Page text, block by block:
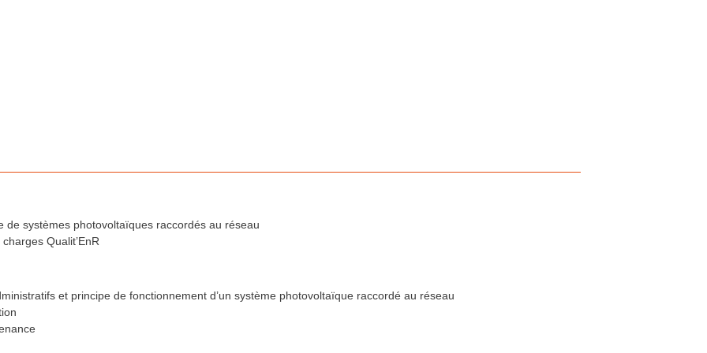
de systèmes photovoltaïques raccordés au réseau
Qualit’EnR
et principe de fonctionnement d’un système photovoltaïque raccordé au réseau